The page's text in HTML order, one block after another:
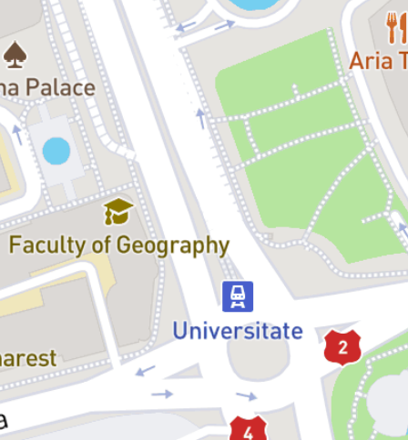
despre bunicile și bunicii care ne-au creat copilării solare, ajutându-
ne să înțelegem ce-i cu lumea asta. O piesă despre copii care
inventează cel mai tare joc de strategie: apărarea celor dragi.
Pentru că solidaritatea și iubirea pot schimba ceva. Și pentru că
neimaginată, schimbarea nu poate apărea. „Fetița Soldat” este o
piesă despre legături afective care nu se pierd niciodată.” – Mihaela
Michailov
„Un moment scurt de respiro, de reflecție, de sinceritate față de noi.
Un amalgam de întrebări fără răspuns despre iubire, curaj, empatie,
dor, viață și moarte prin prisma unei fetițe cu o imaginație
imprevizibil de bogată și o curiozitate specifică vârstei. Un univers
ludic, candid care cu siguranță ne va reactiva amintiri de demult. Un
exercițiu colectiv de reîntoarcere la copilărie. Un spectacol despre și
pentru toți cei care și-au dorit să salveze pe cineva drag, cu drag.” –
Silvia Roman
Florin Ghioca
Fetița soldat:Silvana Mihai / Cristina Juncu
Vocea bunicii (înregistrare audio):
Mariana Mihuț